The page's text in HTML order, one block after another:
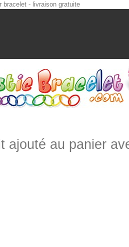
ajouté au panier